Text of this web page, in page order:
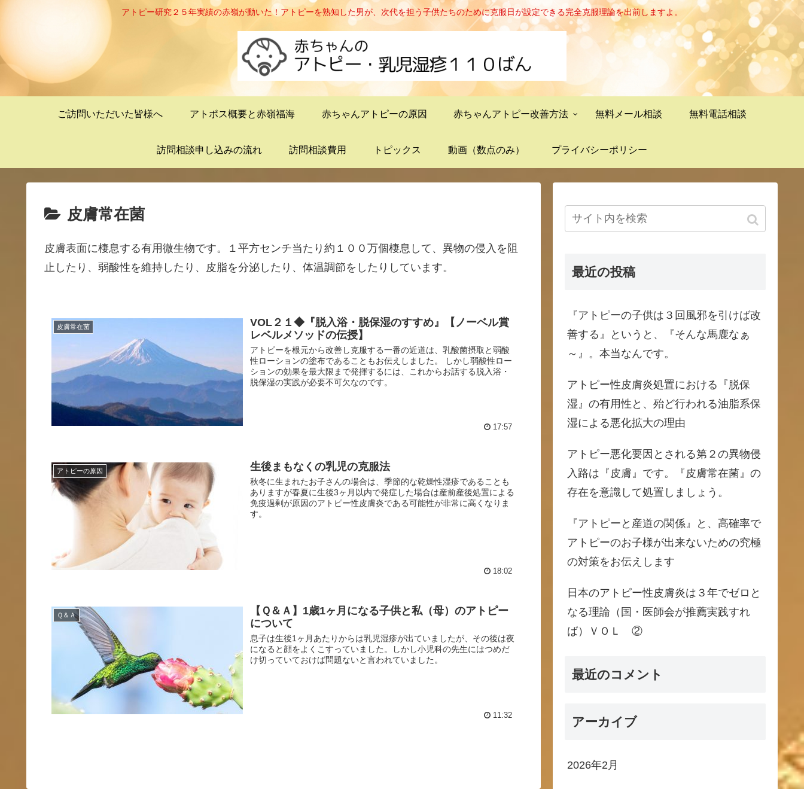
アトピー研究２５年実績の赤嶺が動いた！アトピーを熟知した男が、次代を担う子供たちのために克服日が設定できる完全克服理論を出前しますよ。
ご訪問いただいた皆様へ アトポス概要と赤嶺福海 赤ちゃんアトピーの原因 赤ちゃんアトピー改善方法 無料メール相談 無料電話相談
訪問相談申し込みの流れ 訪問相談費用 トピックス 動画（数点のみ） プライバシーポリシー
皮膚常在菌
皮膚表面に棲息する有用微生物です。１平方センチ当たり約１００万個棲息して、異物の侵入を阻
止したり、弱酸性を維持したり、皮脂を分泌したり、体温調節をしたりしています。
皮膚常在菌
VOL２１◆『脱入浴・脱保湿のすすめ』【ノーベル賞
レベルメソッドの伝授】
アトピーを根元から改善し克服する一番の近道は、乳酸菌摂取と弱酸
性ローションの塗布であることもお伝えしました。 しかし弱酸性ロー
ションの効果を最大限まで発揮するには、これからお話する脱入浴・
脱保湿の実践が必要不可欠なのです。
17:57
アトピーの原因 生後まもなくの乳児の克服法
秋冬に生まれたお子さんの場合は、季節的な乾燥性湿疹であることも
ありますが春夏に生後3ヶ月以内で発症した場合は産前産後処置による
免疫過剰が原因のアトピー性皮膚炎である可能性が非常に高くなりま
す。
18:02
Ｑ＆Ａ
【Ｑ＆Ａ】1歳1ヶ月になる子供と私（母）のアトピー
について
息子は生後1ヶ月あたりからは乳児湿疹が出ていましたが、その後は夜
になると顔をよくこすっていました。しかし小児科の先生にはつめだ
け切っていておけば問題ないと言われていました。
11:32
最近の投稿
『アトピーの子供は３回風邪を引けば改
善する』というと、『そんな馬鹿なぁ
～』。本当なんです。
アトピー性皮膚炎処置における『脱保
湿』の有用性と、殆ど行われる油脂系保
湿による悪化拡大の理由
アトピー悪化要因とされる第２の異物侵
入路は『皮膚』です。『皮膚常在菌』の
存在を意識して処置しましょう。
『アトピーと産道の関係』と、高確率で
アトピーのお子様が出来ないための究極
の対策をお伝えします
日本のアトピー性皮膚炎は３年でゼロと
なる理論（国・医師会が推薦実践すれ
ば）ＶＯＬ ②
最近のコメント
アーカイブ
2026年2月